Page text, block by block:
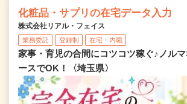
化粧品・サプリの在宅データ入力
株式会社リアル・フェイス
業務委託 登録制 在宅・内職
家事・育児の合間にコツコツ稼ぐ♪ノル
ースでOK！〈埼玉県〉